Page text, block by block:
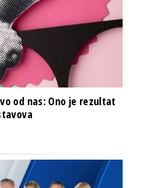
od nas: Ono je rezultat